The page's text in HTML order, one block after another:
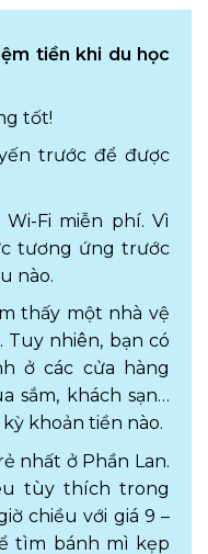
tiền khi du học
tốt!
trước để được
Fi miễn phí. Vì
tương ứng trước
nào.
thấy một nhà vệ
Tuy nhiên, bạn có
ở các cửa hàng
sắm, khách sạn…
khoản tiền nào.
nhất ở Phần Lan.
tùy thích trong
chiều với giá 9 –
tìm bánh mì kẹp